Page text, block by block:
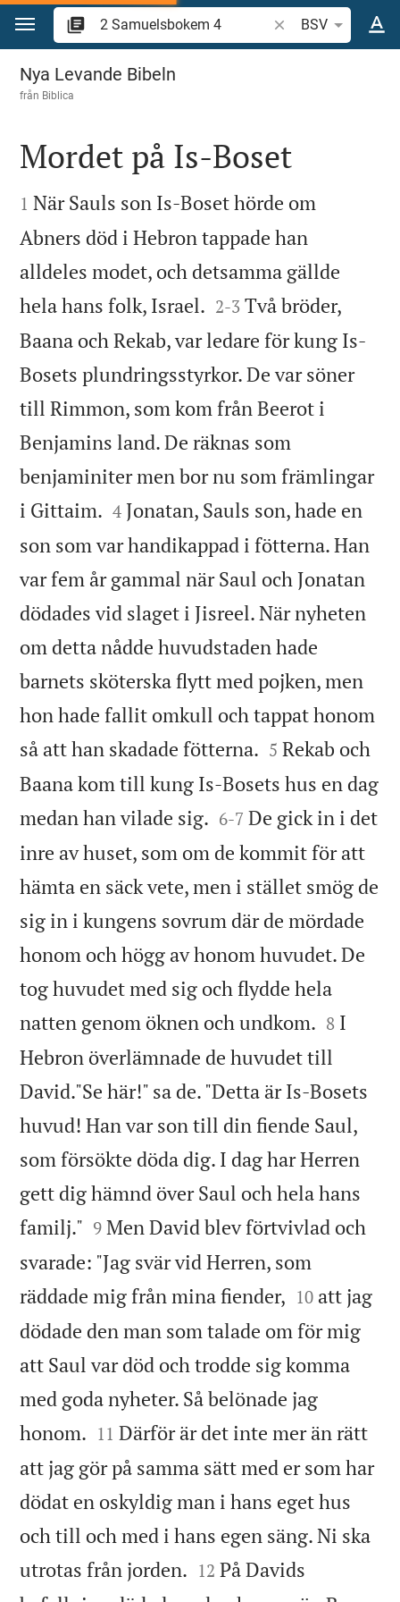
Hoppa till innehåll
Sök bibelvers eller
BSV
2 Samuelsbokem 4
Nya Levande Bibeln
från Biblica

Mordet på Is-Boset

1 När Sauls son Is-Boset hörde om
Abners död i Hebron tappade han
alldeles modet, och detsamma gällde
hela hans folk, Israel. 

2-3 Två bröder,
Baana och Rekab, var ledare för kung Is-
Bosets plundringsstyrkor. De var söner
till Rimmon, som kom från Beerot i
Benjamins land. De räknas som
benjaminiter men bor nu som främlingar
i Gittaim. 

4 Jonatan, Sauls son, hade en
son som var handikappad i fötterna. Han
var fem år gammal när Saul och Jonatan
dödades vid slaget i Jisreel. När nyheten
om detta nådde huvudstaden hade
barnets sköterska flytt med pojken, men
hon hade fallit omkull och tappat honom
så att han skadade fötterna. 

5 Rekab och
Baana kom till kung Is-Bosets hus en dag
medan han vilade sig. 

6-7 De gick in i det
inre av huset, som om de kommit för att
hämta en säck vete, men i stället smög de
sig in i kungens sovrum där de mördade
honom och högg av honom huvudet. De
tog huvudet med sig och flydde hela
natten genom öknen och undkom. 

8 I
Hebron överlämnade de huvudet till
David."Se här!" sa de. "Detta är Is-Bosets
huvud! Han var son till din fiende Saul,
som försökte döda dig. I dag har Herren
gett dig hämnd över Saul och hela hans
familj." 

9 Men David blev förtvivlad och
svarade: "Jag svär vid Herren, som
räddade mig från mina fiender, 

10 att jag
dödade den man som talade om för mig
att Saul var död och trodde sig komma
med goda nyheter. Så belönade jag
honom. 

11 Därför är det inte mer än rätt
att jag gör på samma sätt med er som har
dödat en oskyldig man i hans eget hus
och till och med i hans egen säng. Ni ska
utrotas från jorden. 

12 På Davids